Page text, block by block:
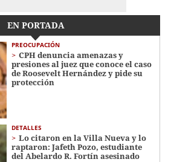
EN PORTADA
PREOCUPACIÓN
CPH denuncia amenazas y
presiones al juez que conoce el caso
de Roosevelt Hernández y pide su
protección
DETALLES
Lo citaron en la Villa Nueva y lo
raptaron: Jafeth Pozo, estudiante
del Abelardo R. Fortín asesinado